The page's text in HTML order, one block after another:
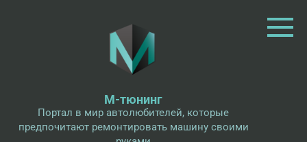
М-тюнинг
Портал в мир автолюбителей, которые
предпочитают ремонтировать машину своими